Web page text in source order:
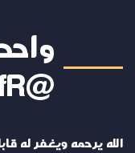
@WahidNafR